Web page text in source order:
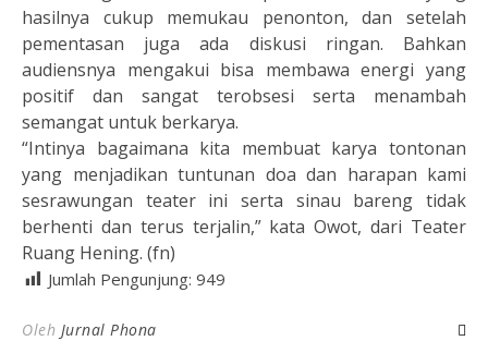
hasilnya cukup memukau penonton, dan setelah
pementasan juga ada diskusi ringan. Bahkan
audiensnya mengakui bisa membawa energi yang
positif dan sangat terobsesi serta menambah
semangat untuk berkarya.
“Intinya bagaimana kita membuat karya tontonan
yang menjadikan tuntunan doa dan harapan kami
sesrawungan teater ini serta sinau bareng tidak
berhenti dan terus terjalin,” kata Owot, dari Teater
Ruang Hening. (fn)
Jumlah Pengunjung: 949
Oleh Jurnal Phona